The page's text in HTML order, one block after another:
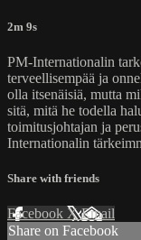
2m 9s
PM-Internationalin
terveellisempää ja
olla itsenäisiä, mutta
sitä, mitä he todella
toimitusjohtajan ja
Internationalin
Share with friends
Facebook XEmail
Share on Facebook